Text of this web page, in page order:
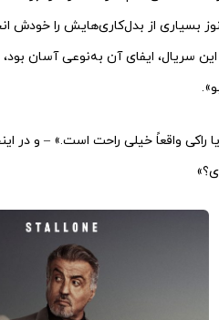
بسیاری از بدل‌کاری‌هایش را خودش
سریال، ایفای آن به‌نوعی آسان
واقعاً خیلی راحت است.» – و در